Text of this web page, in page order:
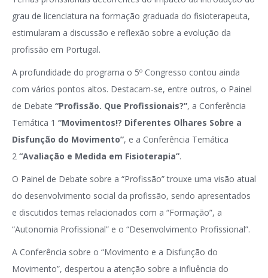
grau de licenciatura na formação graduada do fisioterapeuta,
estimularam a discussão e reflexão sobre a evolução da
profissão em Portugal.
A profundidade do programa o 5º Congresso contou ainda
com vários pontos altos. Destacam-se, entre outros, o Painel
de Debate “Profissão. Que Profissionais?”, a Conferência
Temática 1 “Movimentos!? Diferentes Olhares Sobre a
Disfunção do Movimento”, e a Conferência Temática
2 “Avaliação e Medida em Fisioterapia”.
O Painel de Debate sobre a “Profissão” trouxe uma visão atual
do desenvolvimento social da profissão, sendo apresentados
e discutidos temas relacionados com a “Formação”, a
“Autonomia Profissional” e o “Desenvolvimento Profissional”.
A Conferência sobre o “Movimento e a Disfunção do
Movimento”, despertou a atenção sobre a influência do